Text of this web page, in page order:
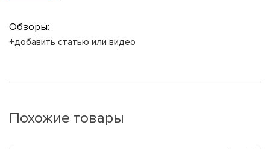
Обзоры:
+добавить статью или видео
Похожие товары